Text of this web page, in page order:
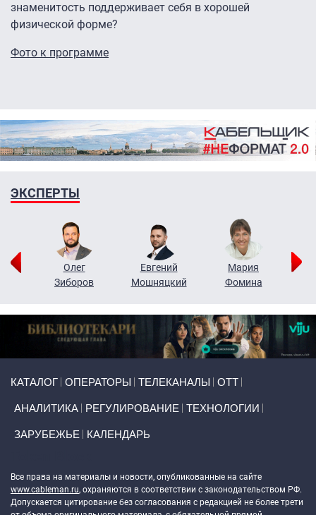
знаменитость поддерживает себя в хорошей
физической форме?
Фото к программе
ЭКСПЕРТЫ
Олег
Зиборов
Евгений
Мошняцкий
Мария
Фомина
КАТАЛОГ ОПЕРАТОРЫ ТЕЛЕКАНАЛЫ ОТТ
АНАЛИТИКА РЕГУЛИРОВАНИЕ ТЕХНОЛОГИИ
ЗАРУБЕЖЬЕ КАЛЕНДАРЬ
Все права на материалы и новости, опубликованные на сайте
www.cableman.ru, охраняются в соответствии с законодательством РФ.
Допускается цитирование без согласования с редакцией не более трети